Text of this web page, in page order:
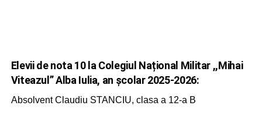
Elevii de nota 10 la Colegiul Național Militar ,,Mihai
Viteazul” Alba Iulia, an școlar 2025-2026:
Absolvent Claudiu STANCIU, clasa a 12-a B